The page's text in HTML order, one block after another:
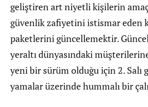
geliştiren art niyetli kişilerin
güvenlik zafiyetini istismar eden
paketlerini güncellemektir.
yeraltı dünyasındaki
yeni bir sürüm olduğu için 2. Salı
yamalar üzerinde hummalı bir